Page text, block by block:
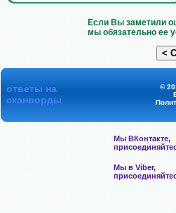
Если Вы заметили
мы обязательно ее
ответы на
сканворды
©
Мы ВКонтакте,
Мы в Viber,